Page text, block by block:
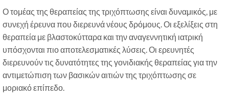
Ο τομέας της θεραπείας της τριχόπτωσης είναι δυναμικός, με
συνεχή έρευνα που διερευνά νέους δρόμους. Οι εξελίξεις στη
θεραπεία με βλαστοκύτταρα και την αναγεννητική ιατρική
υπόσχονται πιο αποτελεσματικές λύσεις. Οι ερευνητές
διερευνούν τις δυνατότητες της γονιδιακής θεραπείας για την
αντιμετώπιση των βασικών αιτιών της τριχόπτωσης σε
μοριακό επίπεδο.